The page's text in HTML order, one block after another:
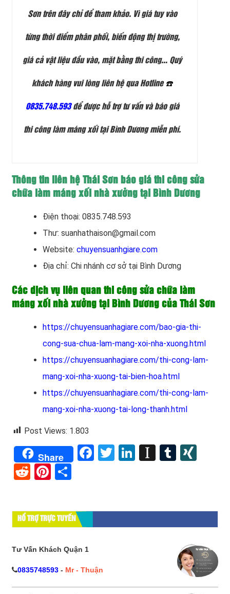
Sơn trên đây chỉ để tham khảo. Vì giá tuy vào
từng thời điểm phân phối, biến động thị trường,
giá cả vật liệu đầu vào, mặt bằng thi công… Quý
khách hàng vui lòng liên hệ qua Hotline ☎️
0835.748.593để được hỗ trợ tư vấn và báo giá
thi công làm máng xối tại Bình Dương miễn phí.
Thông tin liên hệ Thái Sơn báo giá thi công sửa
chữa làm máng xối nhà xưởng tại Bình Dương
Điện thoại: 0835.748.593
Thư: suanhathaison@gmail.com
Website: chuyensuanhgiare.com
Địa chỉ: Chi nhánh cơ sở tại Bình Dương
Các dịch vụ liên quan thi công sửa chữa làm
máng xối nhà xưởng tại Bình Dương của Thái Sơn
https://chuyensuanhagiare.com/bao-gia-thi-
cong-sua-chua-lam-mang-xoi-nha-xuong.html
https://chuyensuanhagiare.com/thi-cong-lam-
mang-xoi-nha-xuong-tai-bien-hoa.html
https://chuyensuanhagiare.com/thi-cong-lam-
mang-xoi-nha-xuong-tai-long-thanh.html
Post Views: 1.803
Share Facebook
TwitterLinkedInTumblr
RedditPinterest
HỔ TRỢ TRỰC TUYẾN
Tư Vấn Khách Quận 1
0835748593 - Mr - Thuận